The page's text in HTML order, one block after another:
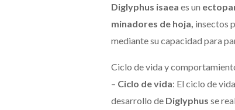
Diglyphus isaea es un
minadores de hoja, insectos
mediante su capacidad para
Ciclo de vida y
– Ciclo de vida: El ciclo de
desarrollo de Diglyphus se